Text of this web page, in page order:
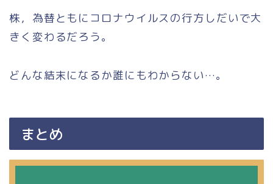
株，為替ともにコロナウイルスの行方しだいで大
きく変わるだろう。
どんな結末になるか誰にもわからない…。
まとめ